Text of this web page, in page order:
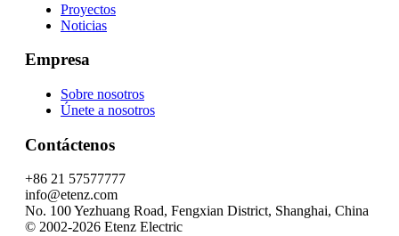
Proyectos
Noticias
Empresa
Sobre nosotros
Únete a nosotros
Contáctenos
+86 21 57577777
info@etenz.com
No. 100 Yezhuang Road, Fengxian District, Shanghai, China
© 2002-2026 Etenz Electric